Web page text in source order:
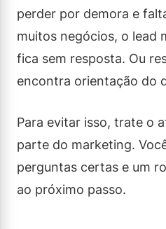
perder por demora e
muitos negócios, o lead
fica sem resposta. Ou
encontra orientação do
Para evitar isso, trate o
parte do marketing.
perguntas certas e um
ao próximo passo.